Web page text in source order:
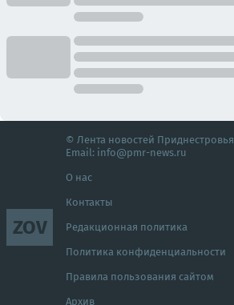
ZOV
© Лента новостей Приднестровья
Email: info@pmr-news.ru
О нас
Контакты
Редакционная политика
Политика конфиденциальности
Правила пользования сайтом
Архив